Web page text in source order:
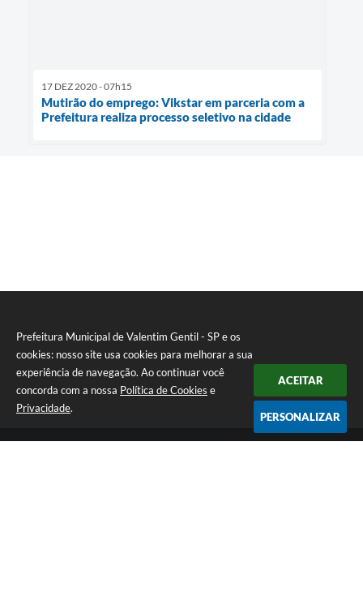
Prefeitura Municipal de Valentim Gentil - SP e os
cookies: nosso site usa cookies para melhorar a sua
experiência de navegação. Ao continuar você
concorda com a nossa Política de Cookies e
Privacidade.
ACEITAR
PERSONALIZAR
17 DEZ 2020 - 07h15
Mutirão do emprego: Vikstar em parceria com a
Prefeitura realiza processo seletivo na cidade